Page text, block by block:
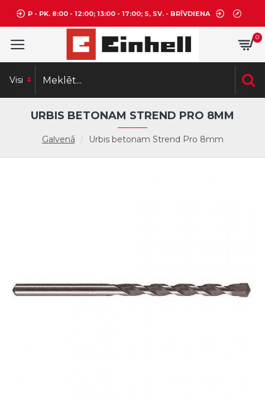
P - PK. 8:00 - 12:00; 13:00 - 17:00; S, SV. - BRĪVDIENA
0
Visi
Galvenā Urbis betonam Strend Pro 8mm
URBIS BETONAM STREND PRO 8MM